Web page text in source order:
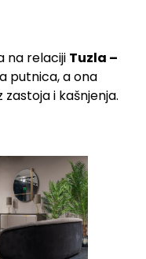
na relaciji Tuzla –
putnica, a ona
i kašnjenja.